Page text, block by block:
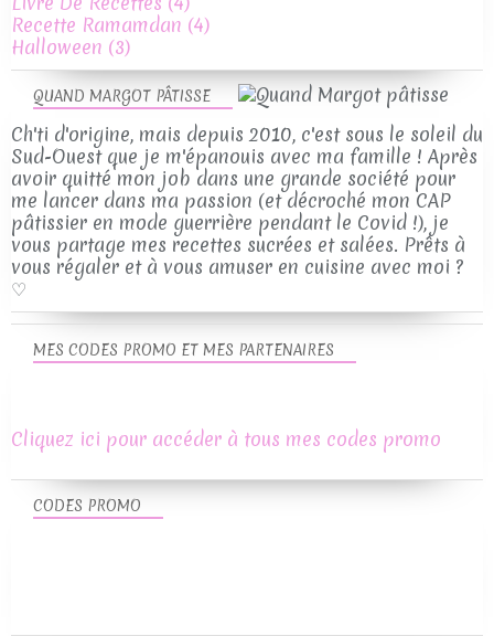
QUAND MARGOT PÂTISSE
Ch'ti d'origine, mais depuis 2010, c'est sous le soleil du
Sud-Ouest que je m'épanouis avec ma famille ! Après
avoir quitté mon job dans une grande société pour
me lancer dans ma passion (et décroché mon CAP
pâtissier en mode guerrière pendant le Covid !), je
vous partage mes recettes sucrées et salées. Prêts à
vous régaler et à vous amuser en cuisine avec moi ?
♡
Recette Ramamdan (4)
Halloween (3)
CODES PROMO
MES CODES PROMO ET MES PARTENAIRES
Cliquez ici pour accéder à tous mes codes promo